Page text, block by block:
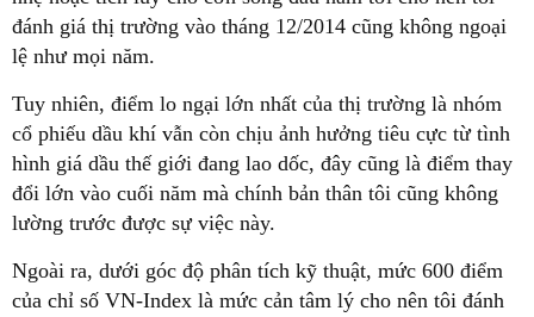
đánh giá thị trường vào tháng 12/2014 cũng không ngoại
lệ như mọi năm.
Tuy nhiên, điểm lo ngại lớn nhất của thị trường là nhóm
cổ phiếu dầu khí vẫn còn chịu ảnh hưởng tiêu cực từ tình
hình giá dầu thế giới đang lao dốc, đây cũng là điểm thay
đổi lớn vào cuối năm mà chính bản thân tôi cũng không
lường trước được sự việc này.
Ngoài ra, dưới góc độ phân tích kỹ thuật, mức 600 điểm
của chỉ số VN-Index là mức cản tâm lý cho nên tôi đánh